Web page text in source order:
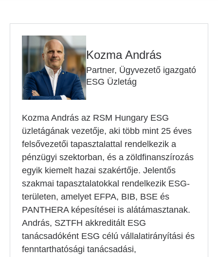
Kozma András
Partner, Ügyvezető igazgató
ESG Üzletág
Kozma András az RSM Hungary ESG
üzletágának vezetője, aki több mint 25 éves
felsővezetői tapasztalattal rendelkezik a
pénzügyi szektorban, és a zöldfinanszírozás
egyik kiemelt hazai szakértője. Jelentős
szakmai tapasztalatokkal rendelkezik ESG-
területen, amelyet EFPA, BIB, BSE és
PANTHERA képesítései is alátámasztanak.
András, SZTFH akkreditált ESG
tanácsadóként ESG célú vállalatirányítási és
fenntarthatósági tanácsadási,